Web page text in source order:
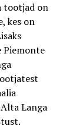
tootjad on
kes on
Piemonte
Langa